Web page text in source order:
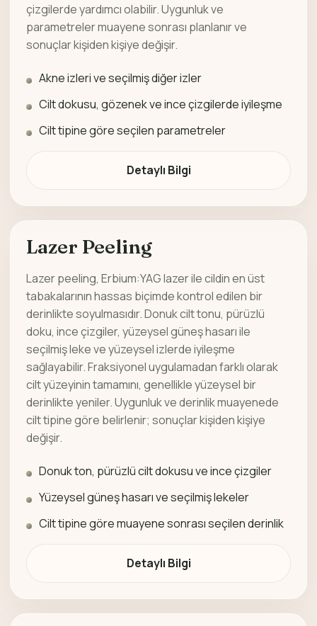
çizgilerde yardımcı olabilir. Uygunluk ve
parametreler muayene sonrası planlanır ve
sonuçlar kişiden kişiye değişir.
Akne izleri ve seçilmiş diğer izler
Cilt dokusu, gözenek ve ince çizgilerde iyileşme
Cilt tipine göre seçilen parametreler
Detaylı Bilgi
Lazer Peeling
Lazer peeling, Erbium:YAG lazer ile cildin en üst
tabakalarının hassas biçimde kontrol edilen bir
derinlikte soyulmasıdır. Donuk cilt tonu, pürüzlü
doku, ince çizgiler, yüzeysel güneş hasarı ile
seçilmiş leke ve yüzeysel izlerde iyileşme
sağlayabilir. Fraksiyonel uygulamadan farklı olarak
cilt yüzeyinin tamamını, genellikle yüzeysel bir
derinlikte yeniler. Uygunluk ve derinlik muayenede
cilt tipine göre belirlenir; sonuçlar kişiden kişiye
değişir.
Donuk ton, pürüzlü cilt dokusu ve ince çizgiler
Yüzeysel güneş hasarı ve seçilmiş lekeler
Cilt tipine göre muayene sonrası seçilen derinlik
Detaylı Bilgi